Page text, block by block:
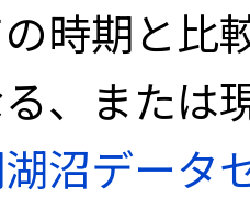
時期と比
、または
沼データ